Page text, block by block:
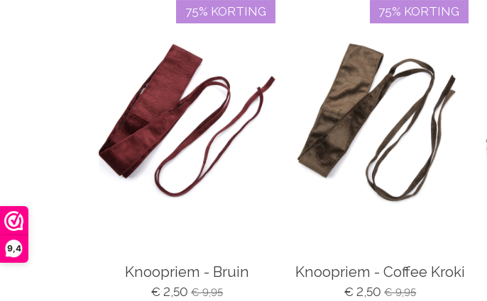
9,4
75% KORTING
Knoopriem - Bruin
€ 2,50 € 9,95
75% KORTING
Knoopriem - Coffee Kroki
€ 2,50 € 9,95